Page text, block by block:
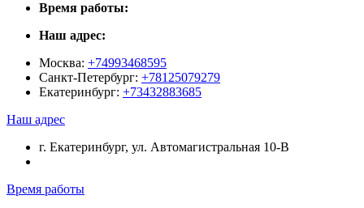
Время работы:
Наш адрес:
Москва: +74993468595
Санкт-Петербург: +78125079279
Екатеринбург: +73432883685
Наш адрес
г. Екатеринбург, ул. Автомагистральная 10-В
Время работы